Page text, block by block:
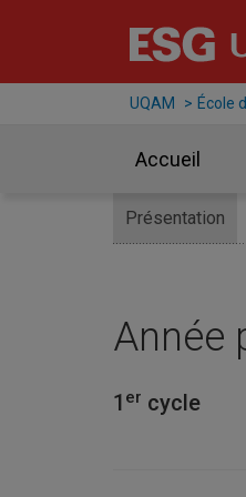
UQAM École
Accueil
Présentation
Année
1 er cycle